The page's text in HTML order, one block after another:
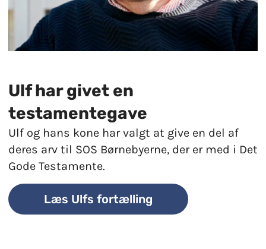
Ulf har givet en
testamentegave
Ulf og hans kone har valgt at give en del af
deres arv til SOS Børnebyerne, der er med i Det
Gode Testamente.
Læs Ulfs fortælling